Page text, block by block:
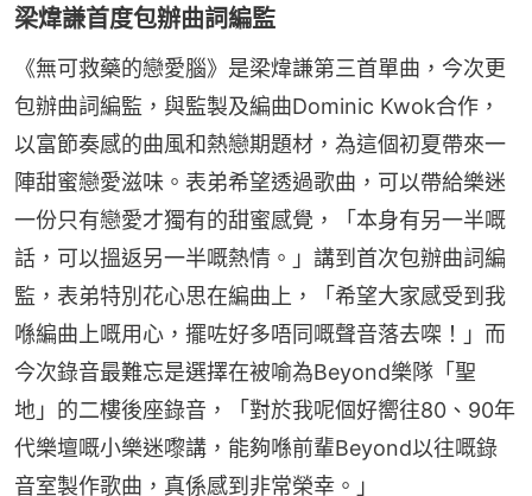
梁煒謙首度包辦曲詞編監
《無可救藥的戀愛腦》是梁煒謙第三首單曲，今次更
包辦曲詞編監，與監製及編曲Dominic Kwok合作，
以富節奏感的曲風和熱戀期題材，為這個初夏帶來一
陣甜蜜戀愛滋味。表弟希望透過歌曲，可以帶給樂迷
一份只有戀愛才獨有的甜蜜感覺，「本身有另一半嘅
話，可以搵返另一半嘅熱情。」講到首次包辦曲詞編
監，表弟特別花心思在編曲上，「希望大家感受到我
喺編曲上嘅用心，擺咗好多唔同嘅聲音落去㗎！」而
今次錄音最難忘是選擇在被喻為Beyond樂隊「聖
地」的二樓後座錄音，「對於我呢個好嚮往80、90年
代樂壇嘅小樂迷嚟講，能夠喺前輩Beyond以往嘅錄
音室製作歌曲，真係感到非常榮幸。」